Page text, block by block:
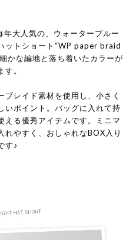
大人気の、ウォータープルー
ットショート“WP paper braid
かな編地と落ち着いたカラーが
。
レイド素材を使用し、小さく
いポイント。バッグに入れて持
える優秀アイテムです。ミニマ
れやすく、おしゃれなBOX入り
す♪